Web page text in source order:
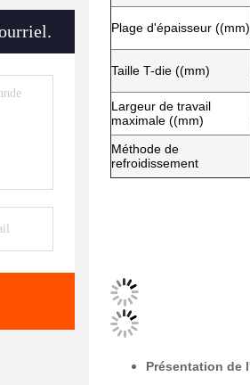
Plage d'épaisseur ((mm)
Taille T-die ((mm)
Largeur de travail
maximale ((mm)
Méthode de
refroidissement